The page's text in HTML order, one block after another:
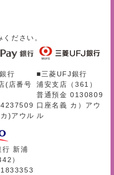
ださい。
行
(店番号
)アウル
■三菱UFJ銀行
浦安支店（361）
普通預金 0130809
口座名義 カ）アウ
ル
行 新浦
）